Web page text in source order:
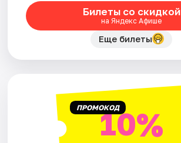
Билеты со скидкой
на Яндекс Афише
Еще билеты
ПРОМОКОД10%